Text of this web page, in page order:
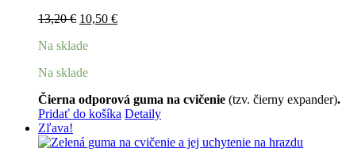
13,20€ Pôvodná
bola:
10,50 €Aktuálna
Na sklade
Na sklade
Čierna odporová guma na cvičenie (tzv. čierny expander).
Pridať do košíka Detaily
Zľava!